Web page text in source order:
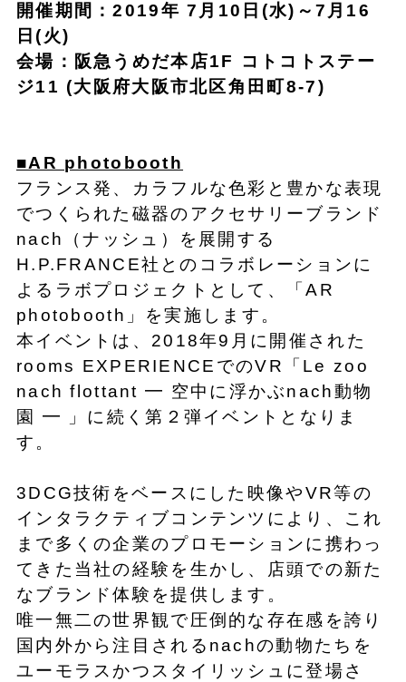
開催期間：2019年 7月10日(水)～7月16
日(火)
会場：阪急うめだ本店1F コトコトステー
ジ11 (大阪府大阪市北区角田町8-7)
■AR photobooth
フランス発、カラフルな色彩と豊かな表現
でつくられた磁器のアクセサリーブランド
nach（ナッシュ）を展開する
H.P.FRANCE社とのコラボレーションに
よるラボプロジェクトとして、「AR
photobooth」を実施します。
本イベントは、2018年9月に開催された
rooms EXPERIENCEでのVR「Le zoo
nach flottant ━ 空中に浮かぶnach動物
園 ━ 」に続く第２弾イベントとなりま
す。
3DCG技術をベースにした映像やVR等の
インタラクティブコンテンツにより、これ
まで多くの企業のプロモーションに携わっ
てきた当社の経験を生かし、店頭での新た
なブランド体験を提供します。
唯一無二の世界観で圧倒的な存在感を誇り
国内外から注目されるnachの動物たちを
ユーモラスかつスタイリッシュに登場さ